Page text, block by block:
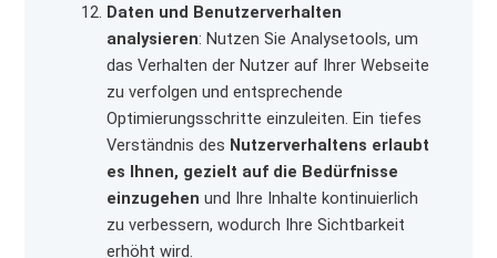
Daten und Benutzerverhalten
analysieren: Nutzen Sie Analysetools, um
das Verhalten der Nutzer auf Ihrer Webseite
zu verfolgen und entsprechende
Optimierungsschritte einzuleiten. Ein tiefes
Verständnis des Nutzerverhaltens erlaubt
es Ihnen, gezielt auf die Bedürfnisse
einzugehen und Ihre Inhalte kontinuierlich
zu verbessern, wodurch Ihre Sichtbarkeit
erhöht wird.